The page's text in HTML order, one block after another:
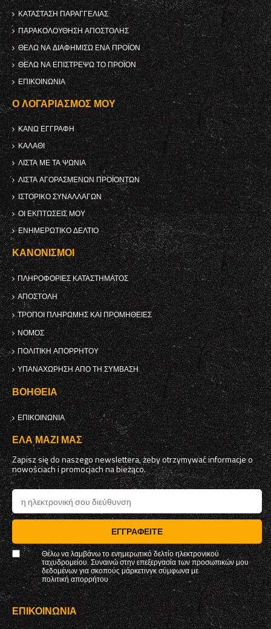
ΚΑΤΆΣΤΑΣΗ ΠΑΡΑΓΓΕΛΊΑΣ
ΠΑΡΑΚΟΛΟΎΘΗΣΗ ΑΠΟΣΤΟΛΉΣ
ΘΈΛΩ ΝΑ ΔΙΑΦΗΜΊΣΩ ΈΝΑ ΠΡΟΪΌΝ
ΘΈΛΩ ΝΑ ΕΠΙΣΤΡΈΨΩ ΤΟ ΠΡΟΪΌΝ
ΕΠΙΚΟΙΝΩΝΊΑ
Ο ΛΟΓΑΡΙΑΣΜΌΣ ΜΟΥ
ΚΑΝΩ ΕΓΓΡΑΦΗ
ΚΑΛΆΘΙ
ΛΊΣΤΑ ΜΕ ΤΑ ΨΏΝΙΑ
ΛΊΣΤΑ ΑΓΟΡΑΣΜΈΝΩΝ ΠΡΟΪΌΝΤΩΝ
ΙΣΤΟΡΙΚΌ ΣΥΝΑΛΛΑΓΏΝ
ΟΙ ΕΚΠΤΏΣΕΙΣ ΜΟΥ
ΕΝΗΜΕΡΩΤΙΚΌ ΔΕΛΤΊΟ
ΚΑΝΟΝΙΣΜΟΊ
ΠΛΗΡΟΦΟΡΊΕΣ ΚΑΤΑΣΤΉΜΑΤΟΣ
ΑΠΟΣΤΟΛΉ
ΤΡΌΠΟΙ ΠΛΗΡΩΜΉΣ ΚΑΙ ΠΡΟΜΉΘΕΙΕΣ
ΝΌΜΟΣ
ΠΟΛΙΤΙΚΉ ΑΠΟΡΡΉΤΟΥ
ΥΠΑΝΑΧΏΡΗΣΗ ΑΠΌ ΤΗ ΣΎΜΒΑΣΗ
ΒΟΉΘΕΙΑ
ΕΠΙΚΟΙΝΩΝΊΑ
ΈΛΑ ΜΑΖΊ ΜΑΣ
Zapisz się do naszego newslettera, żeby otrzymywać informacje o
nowościach i promocjach na bieżąco.
ΕΓΓΡΑΦΕΊΤΕ
Θέλω να λαμβάνω το ενημερωτικό δελτίο ηλεκτρονικού
ταχυδρομείου. Συναινώ στην επεξεργασία των προσωπικών μου
δεδομένων για σκοπούς μάρκετινγκ σύμφωνα με
πολιτική απορρήτου
ΕΠΙΚΟΙΝΩΝΊΑ